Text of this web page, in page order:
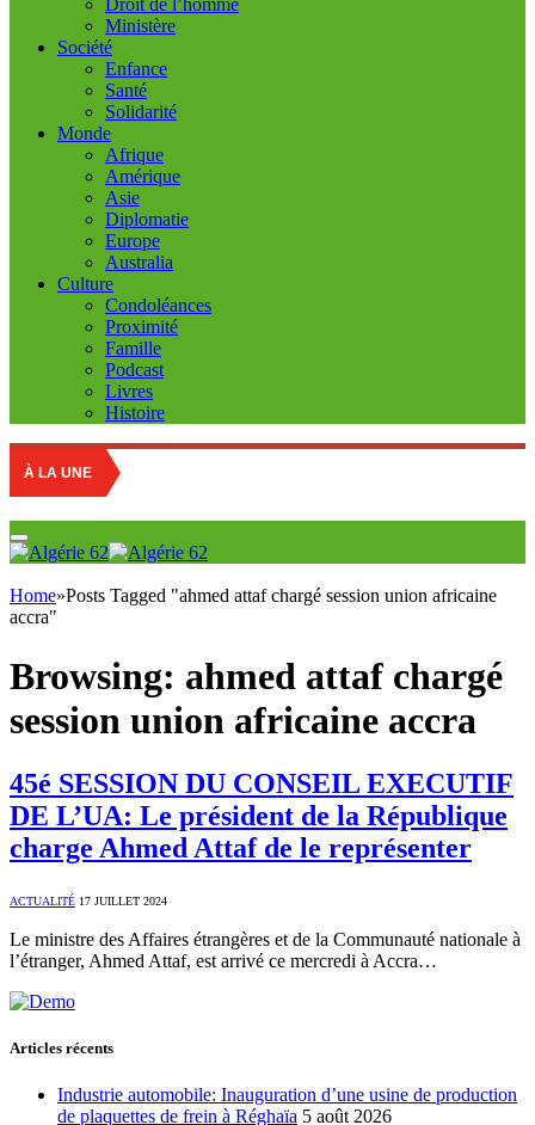
Droit de l’homme
Ministère
Société
Enfance
Santé
Solidarité
Monde
Afrique
Amérique
Asie
Diplomatie
Europe
Australia
Culture
Condoléances
Proximité
Famille
Podcast
Livres
Histoire
À LA UNE
Home»Posts Tagged "ahmed attaf chargé session union africaine
accra"
Browsing: ahmed attaf chargé
session union africaine accra
45é SESSION DU CONSEIL EXECUTIF
DE L’UA: Le président de la République
charge Ahmed Attaf de le représenter
ACTUALITÉ 17 JUILLET 2024
Le ministre des Affaires étrangères et de la Communauté nationale à
l’étranger, Ahmed Attaf, est arrivé ce mercredi à Accra…
Articles récents
Industrie automobile: Inauguration d’une usine de production
de plaquettes de frein à Réghaïa 5 août 2026